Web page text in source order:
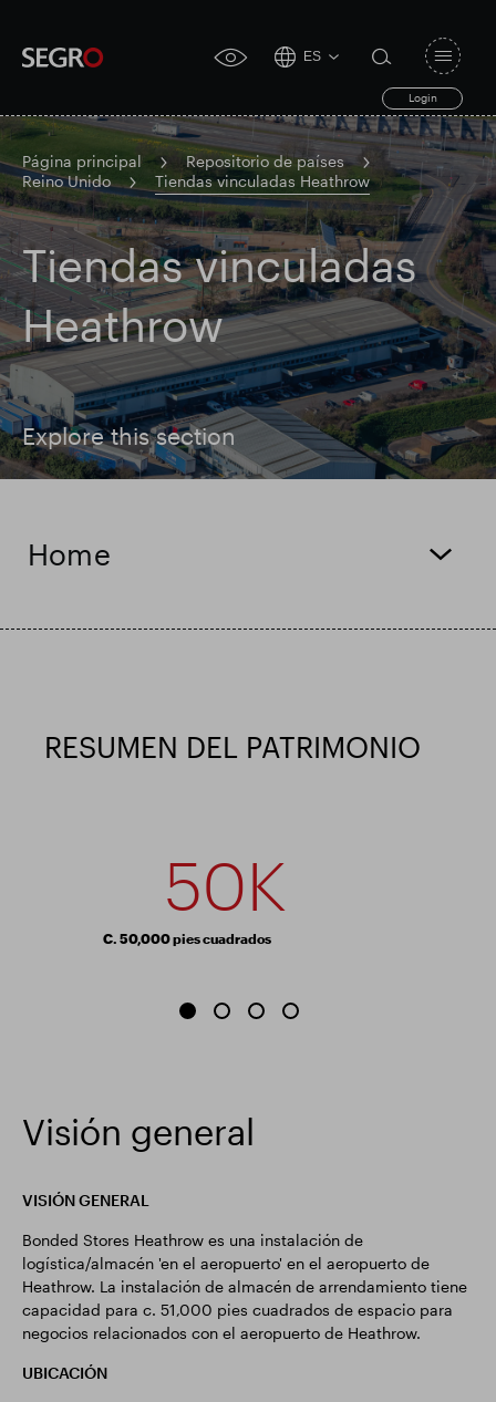
accessibility
tool
ES
Login
search
form
Submit
search
Search
Claro
Búsqueda popular
Responsable SEGRO Finca comercial Slough
Resultados financieros
toggle
Página principal
Repositorio de países
Reino Unido
Tiendas vinculadas Heathrow
Tiendas vinculadas
Heathrow
Explore this section
Home
RESUMEN DEL PATRIMONIO
50K
C. 50,000 pies cuadrados
Visión general
VISIÓN GENERAL
Bonded Stores Heathrow es una instalación de
logística/almacén 'en el aeropuerto' en el aeropuerto de
Heathrow. La instalación de almacén de arrendamiento tiene
capacidad para c. 51,000 pies cuadrados de espacio para
negocios relacionados con el aeropuerto de Heathrow.
UBICACIÓN